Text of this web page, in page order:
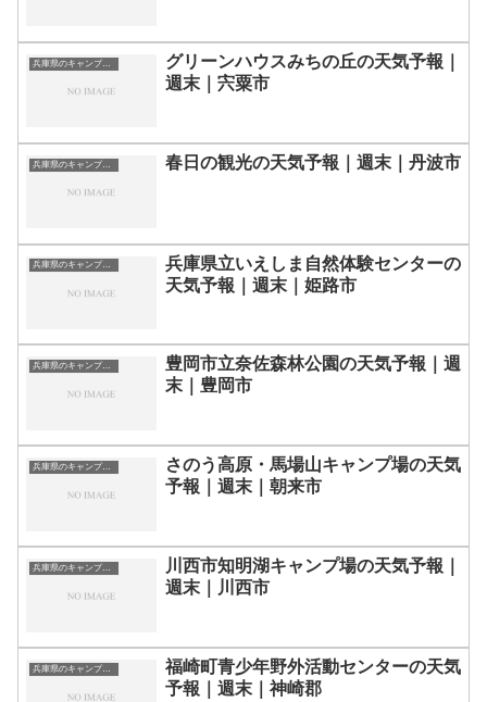
兵庫県のキャンプ場一覧
グリーンハウスみちの丘の天気予報｜
週末｜宍粟市
兵庫県のキャンプ場一覧 春日の観光の天気予報｜週末｜丹波市
兵庫県のキャンプ場一覧
兵庫県立いえしま自然体験センターの
天気予報｜週末｜姫路市
兵庫県のキャンプ場一覧
豊岡市立奈佐森林公園の天気予報｜週
末｜豊岡市
兵庫県のキャンプ場一覧
さのう高原・馬場山キャンプ場の天気
予報｜週末｜朝来市
兵庫県のキャンプ場一覧
川西市知明湖キャンプ場の天気予報｜
週末｜川西市
兵庫県のキャンプ場一覧
福崎町青少年野外活動センターの天気
予報｜週末｜神崎郡